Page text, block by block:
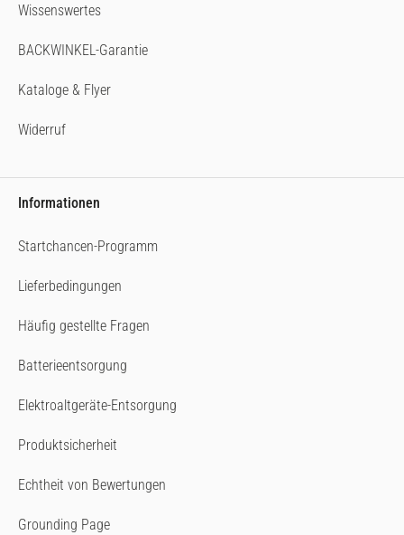
Wissenswertes
BACKWINKEL-Garantie
Kataloge & Flyer
Widerruf
Informationen
Startchancen-Programm
Lieferbedingungen
Häufig gestellte Fragen
Batterieentsorgung
Elektroaltgeräte-Entsorgung
Produktsicherheit
Echtheit von Bewertungen
Grounding Page